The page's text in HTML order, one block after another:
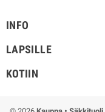
INFO
LAPSILLE
KOTIIN